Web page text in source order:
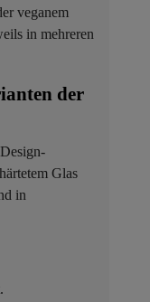
veganem
in mehreren
der
Glas
in